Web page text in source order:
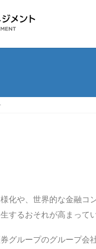
化や、世界的な金融
するおそれが高まってい
グループのグループ